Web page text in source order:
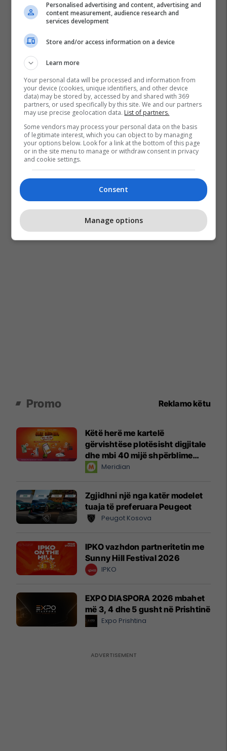
Vrasja Lezha
Promo Reklamo këtu
Këtë herë me kartelë
gërvishtëse plotësisht digjitale
dhe mbi 40 mijë shpërblime
instant!Meridian
Zgjidhni një nga katër modelet
tuaja të preferuara Peugeot
Peugot Kosova
IPKO vazhdon partneritetin me
Sunny Hill Festival 2026
IPKO
EXPO DIASPORA 2026 mbahet
më 3, 4 dhe 5 gusht në Prishtinë
Expo Prishtina
Personalised advertising and content, advertising and
content measurement, audience research and
services development
Store and/or access information on a device
Learn more
Your personal data will be processed and information from
your device (cookies, unique identifiers, and other device
data) may be stored by, accessed by and shared with 369
partners, or used specifically by this site. We and our partners
may use precise geolocation data. List of partners.
Some vendors may process your personal data on the basis
of legitimate interest, which you can object to by managing
your options below. Look for a link at the bottom of this page
or in the site menu to manage or withdraw consent in privacy
and cookie settings.
Consent
Manage options